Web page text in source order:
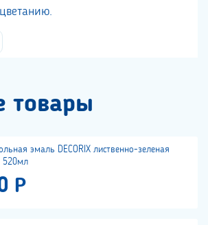
товары
эмаль DECORIX лиственно-зеленая
520мл
Р